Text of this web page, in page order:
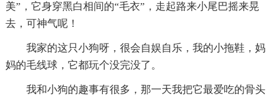
美”，它身穿黑白相间的“毛衣”，走起路来小尾巴摇来晃
去，可神气呢！
我家的这只小狗呀，很会自娱自乐，我的小拖鞋，妈
妈的毛线球，它都玩个没完没了。
我和小狗的趣事有很多，那一天我把它最爱吃的骨头